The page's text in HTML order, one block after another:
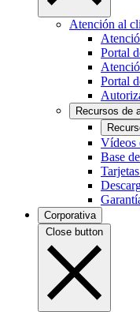
Atención al
Portal
Portal
Recursos de
Vídeos
Base
Corporativa
Close button